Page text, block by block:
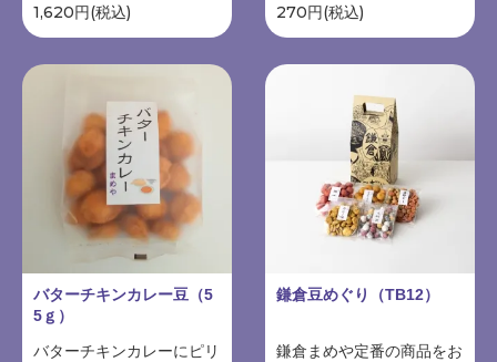
1,620円(税込) 270円(税込)
バターチキンカレー豆（5
5ｇ）
バターチキンカレーにピリ
鎌倉豆めぐり（TB12）
鎌倉まめや定番の商品をお